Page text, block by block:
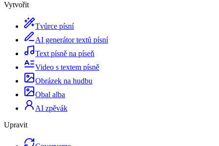
Vytvořit
Tvůrce písní
AI generátor textů písní
Text písně na píseň
Video s textem písně
Obrázek na hudbu
Obal alba
AI zpěvák
Upravit